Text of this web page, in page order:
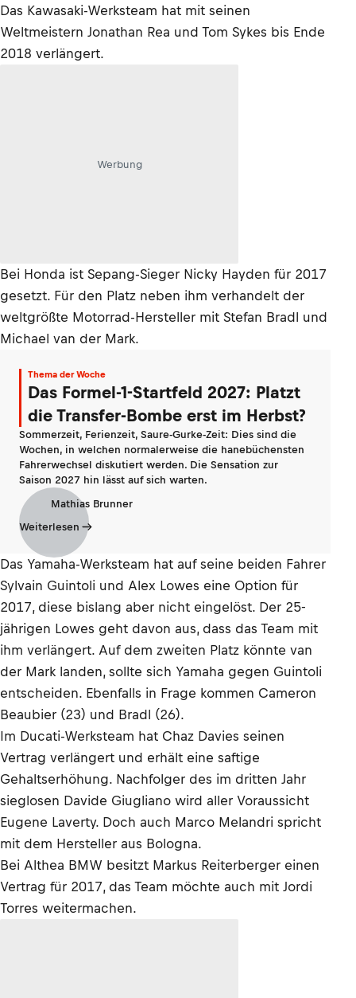
Das Kawasaki-Werksteam hat mit seinen
Weltmeistern Jonathan Rea und Tom Sykes bis Ende
2018 verlängert.
Werbung
Bei Honda ist Sepang-Sieger Nicky Hayden für 2017
gesetzt. Für den Platz neben ihm verhandelt der
weltgrößte Motorrad-Hersteller mit Stefan Bradl und
Michael van der Mark.
Thema der Woche
Das Formel-1-Startfeld 2027: Platzt
die Transfer-Bombe erst im Herbst?
Sommerzeit, Ferienzeit, Saure-Gurke-Zeit: Dies sind die
Wochen, in welchen normalerweise die hanebüchensten
Fahrerwechsel diskutiert werden. Die Sensation zur
Saison 2027 hin lässt auf sich warten.
Mathias Brunner
Weiterlesen
Das Yamaha-Werksteam hat auf seine beiden Fahrer
Sylvain Guintoli und Alex Lowes eine Option für
2017, diese bislang aber nicht eingelöst. Der 25-
jährigen Lowes geht davon aus, dass das Team mit
ihm verlängert. Auf dem zweiten Platz könnte van
der Mark landen, sollte sich Yamaha gegen Guintoli
entscheiden. Ebenfalls in Frage kommen Cameron
Beaubier (23) und Bradl (26).
Im Ducati-Werksteam hat Chaz Davies seinen
Vertrag verlängert und erhält eine saftige
Gehaltserhöhung. Nachfolger des im dritten Jahr
sieglosen Davide Giugliano wird aller Voraussicht
Eugene Laverty. Doch auch Marco Melandri spricht
mit dem Hersteller aus Bologna.
Bei Althea BMW besitzt Markus Reiterberger einen
Vertrag für 2017, das Team möchte auch mit Jordi
Torres weitermachen.